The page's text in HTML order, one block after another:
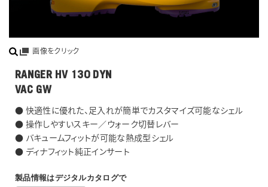
画像をクリック
RANGER HV 130 DYN
VAC GW
● 快適性に優れた、足入れが簡単でカスタマイズ可能なシェル
● 操作しやすいスキー／ウォーク切替レバー
● バキュームフィットが可能な熱成型シェル
● ディナフィット純正インサート
製品情報はデジタルカタログで